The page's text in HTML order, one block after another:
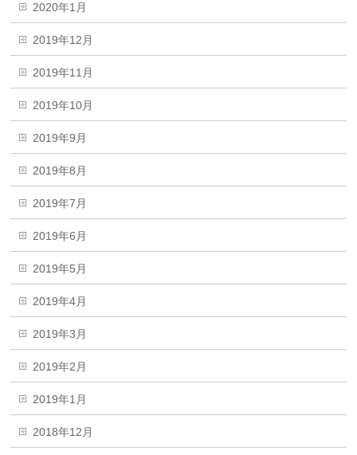
2020年1月
2019年12月
2019年11月
2019年10月
2019年9月
2019年8月
2019年7月
2019年6月
2019年5月
2019年4月
2019年3月
2019年2月
2019年1月
2018年12月